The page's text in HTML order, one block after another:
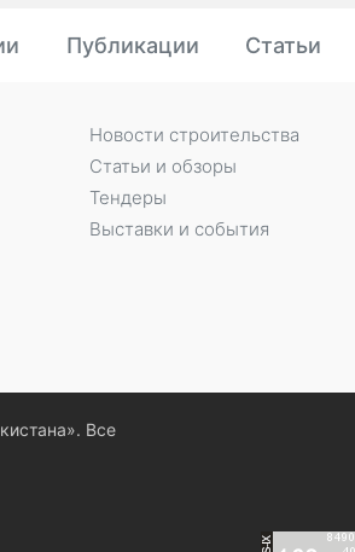
Публикации Статьи
Новости строительства
Статьи и обзоры
Тендеры
Выставки и события
Все